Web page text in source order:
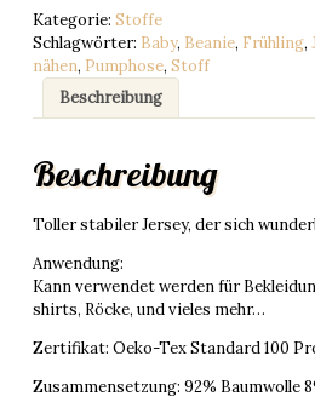
mittelgrau,
Uni,
Baumwolljersey,
Ökotex
100
Kategorie: Stoffe
Schlagwörter: Baby, Beanie, Frühling,
nähen, Pumphose, Stoff
Beschreibung
Beschreibung
Toller stabiler Jersey, der sich
Anwendung:
Kann verwendet werden für
shirts, Röcke, und vieles mehr…
Zertifikat: Oeko-Tex Standard 100
Zusammensetzung: 92% Baumwolle